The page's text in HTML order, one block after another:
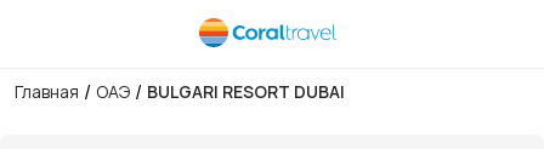
Главная / ОАЭ / BULGARI RESORT DUBAI